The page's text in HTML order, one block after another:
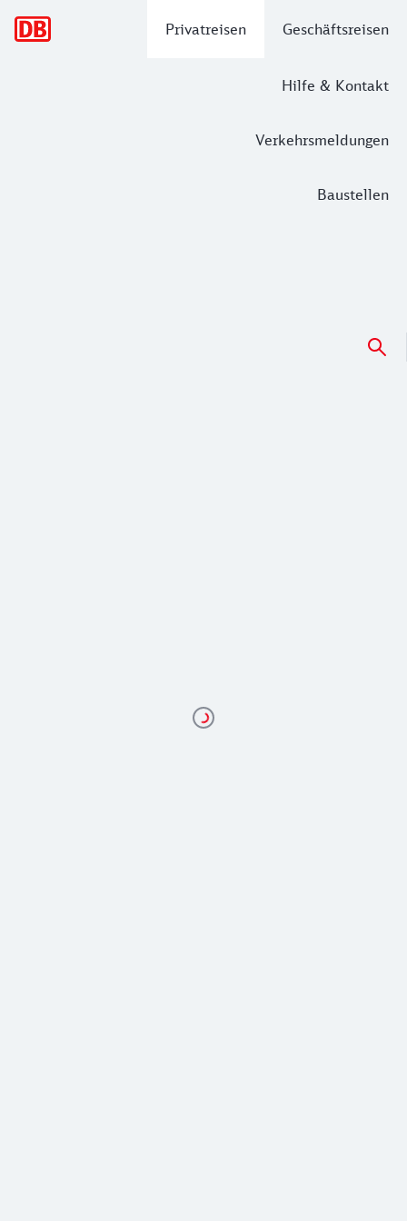
Privatreisen Geschäftsreisen
Hilfe & Kontakt
Verkehrsmeldungen
Baustellen